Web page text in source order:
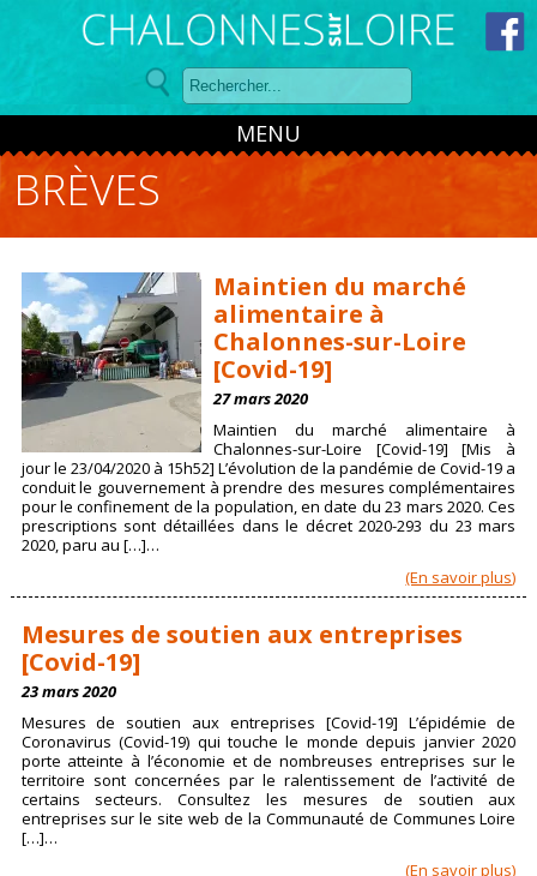
Panneau de gestion des cookies
MENU
BRÈVES
Maintien du marché
alimentaire à
Chalonnes-sur-Loire
[Covid-19]
27 mars 2020
Maintien du marché alimentaire à
Chalonnes-sur-Loire [Covid-19] [Mis à
jour le 23/04/2020 à 15h52] L’évolution de la pandémie de Covid-19 a
conduit le gouvernement à prendre des mesures complémentaires
pour le confinement de la population, en date du 23 mars 2020. Ces
prescriptions sont détaillées dans le décret 2020-293 du 23 mars
2020, paru au […]…
(En savoir plus)
Mesures de soutien aux entreprises
[Covid-19]
23 mars 2020
Mesures de soutien aux entreprises [Covid-19] L’épidémie de
Coronavirus (Covid-19) qui touche le monde depuis janvier 2020
porte atteinte à l’économie et de nombreuses entreprises sur le
territoire sont concernées par le ralentissement de l’activité de
certains secteurs. Consultez les mesures de soutien aux
entreprises sur le site web de la Communauté de Communes Loire
[…]…
(En savoir plus)